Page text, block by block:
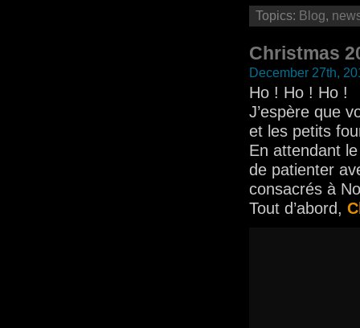
Topics: Blog,
Christmas
December 27th,
Ho ! Ho ! Ho !
J’espère que
et les petits
En attendant
de patienter
consacrés à
Tout d’abord,